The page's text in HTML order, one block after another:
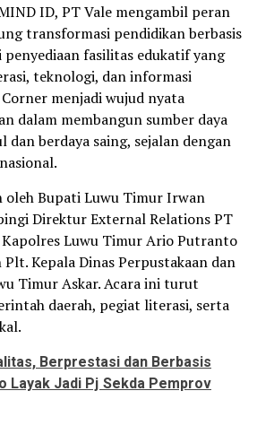
ID, PT Vale mengambil peran
transformasi pendidikan berbasis
fasilitas edukatif yang
teknologi, dan informasi
menjadi wujud nyata
dalam membangun sumber daya
dan berdaya saing, sejalan dengan
oleh Bupati Luwu Timur Irwan
Direktur External Relations PT
Kapolres Luwu Timur Ario Putranto
Kepala Dinas Perpustakaan dan
Timur Askar. Acara ini turut
daerah, pegiat literasi, serta
Berprestasi dan Berbasis
Layak Jadi Pj Sekda Pemprov